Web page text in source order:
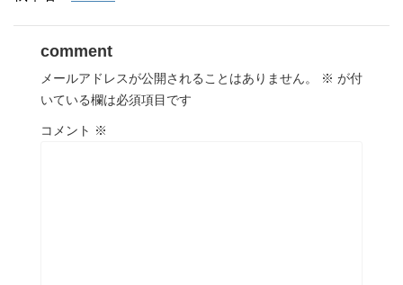
comment
メールアドレスが公開されることはありません。 ※ が付
いている欄は必須項目です
コメント ※